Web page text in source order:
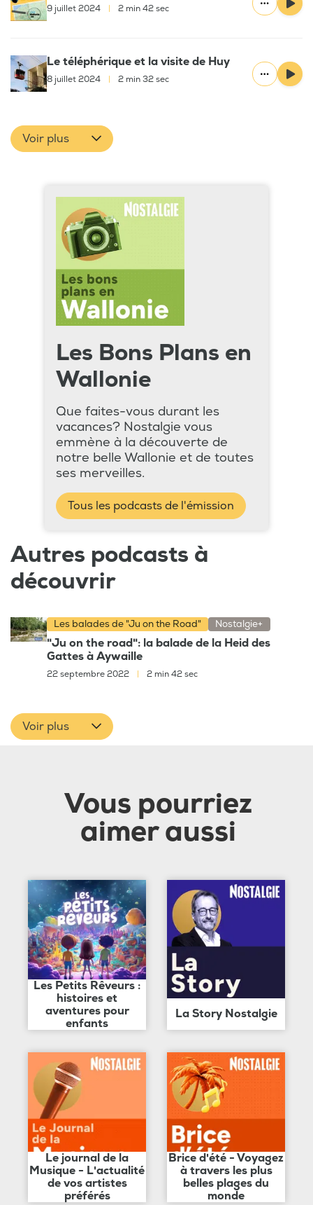
9 juillet 2024 2 min 42 sec
Le téléphérique et la visite de Huy
8 juillet 2024 2 min 32 sec
Voir plus
Les Bons Plans en
Wallonie
Que faites-vous durant les
vacances? Nostalgie vous
emmène à la découverte de
notre belle Wallonie et de toutes
ses merveilles.
Tous les podcasts de l'émission
Autres podcasts à
découvrir
Les balades de "Ju on the Road" Nostalgie+
"Ju on the road": la balade de la Heid des
Gattes à Aywaille
22 septembre 2022 2 min 42 sec
Voir plus
Vous pourriez
aimer aussi
Les Petits Rêveurs :
histoires et
aventures pour
enfants
La Story Nostalgie
Le journal de la
Musique - L'actualité
de vos artistes
préférés
Brice d'été - Voyagez
à travers les plus
belles plages du
monde